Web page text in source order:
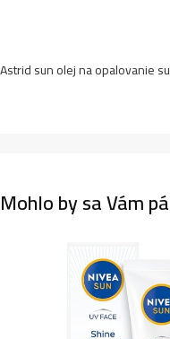
Astrid sun olej na opalovanie
Mohlo by sa Vám